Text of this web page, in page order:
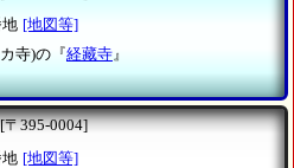
[地図等]
寺)の『経藏寺』
[〒395-0004]
地 [地図等]